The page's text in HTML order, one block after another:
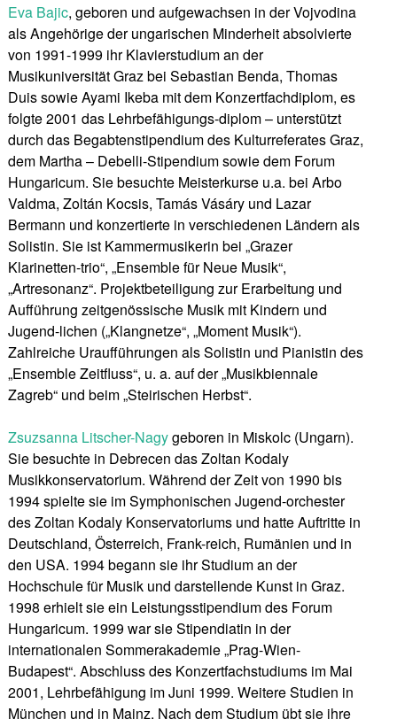
Eva Bajic, geboren und aufgewachsen in der Vojvodina
als Angehörige der ungarischen Minderheit absolvierte
von 1991-1999 ihr Klavierstudium an der
Musikuniversität Graz bei Sebastian Benda, Thomas
Duis sowie Ayami Ikeba mit dem Konzertfachdiplom, es
folgte 2001 das Lehrbefähigungs-diplom – unterstützt
durch das Begabtenstipendium des Kulturreferates Graz,
dem Martha – Debelli-Stipendium sowie dem Forum
Hungaricum. Sie besuchte Meisterkurse u.a. bei Arbo
Valdma, Zoltán Kocsis, Tamás Vásáry und Lazar
Bermann und konzertierte in verschiedenen Ländern als
Solistin. Sie ist Kammermusikerin bei „Grazer
Klarinetten-trio“, „Ensemble für Neue Musik“,
„Artresonanz“. Projektbeteiligung zur Erarbeitung und
Aufführung zeitgenössische Musik mit Kindern und
Jugend-lichen („Klangnetze“, „Moment Musik“).
Zahlreiche Uraufführungen als Solistin und Pianistin des
„Ensemble Zeitfluss“, u. a. auf der „Musikbiennale
Zagreb“ und beim „Steirischen Herbst“.
Zsuzsanna Litscher-Nagygeboren in Miskolc (Ungarn).
Sie besuchte in Debrecen das Zoltan Kodaly
Musikkonservatorium. Während der Zeit von 1990 bis
1994 spielte sie im Symphonischen Jugend-orchester
des Zoltan Kodaly Konservatoriums und hatte Auftritte in
Deutschland, Österreich, Frank-reich, Rumänien und in
den USA. 1994 begann sie ihr Studium an der
Hochschule für Musik und darstellende Kunst in Graz.
1998 erhielt sie ein Leistungsstipendium des Forum
Hungaricum. 1999 war sie Stipendiatin in der
internationalen Sommerakademie „Prag-Wien-
Budapest“. Abschluss des Konzertfachstudiums im Mai
2001, Lehrbefähigung im Juni 1999. Weitere Studien in
München und in Mainz. Nach dem Studium übt sie ihre